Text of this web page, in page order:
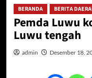
BERANDA BERITA
Pemda Luwu
Luwu tengah
admin Desember 18,